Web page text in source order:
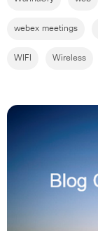
webex meetings
WIFI Wireless